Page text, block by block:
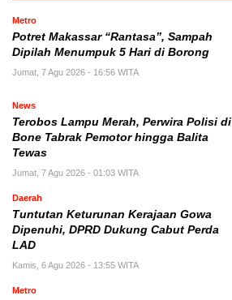
Metro
Potret Makassar “Rantasa”, Sampah
Dipilah Menumpuk 5 Hari di Borong
Jumat, 7 Agu 2026 - 16:56 WITA
News
Terobos Lampu Merah, Perwira Polisi di
Bone Tabrak Pemotor hingga Balita
Tewas
Jumat, 7 Agu 2026 - 01:03 WITA
Daerah
Tuntutan Keturunan Kerajaan Gowa
Dipenuhi, DPRD Dukung Cabut Perda
LAD
Kamis, 6 Agu 2026 - 13:55 WITA
Metro